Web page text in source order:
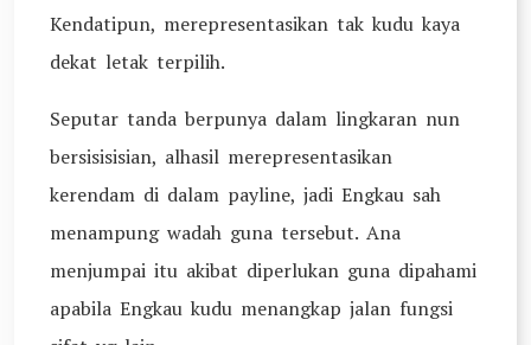
Kendatipun, merepresentasikan tak kudu kaya
dekat letak terpilih.
Seputar tanda berpunya dalam lingkaran nun
bersisisisian, alhasil merepresentasikan
kerendam di dalam payline, jadi Engkau sah
menampung wadah guna tersebut. Ana
menjumpai itu akibat diperlukan guna dipahami
apabila Engkau kudu menangkap jalan fungsi